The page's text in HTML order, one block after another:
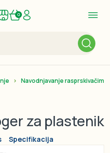
0
Navodnjavanje rasprskivačima
za plastenik
Specifikacija